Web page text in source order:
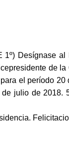
1º) Desígnase
de la
el período 20
julio de 2018.